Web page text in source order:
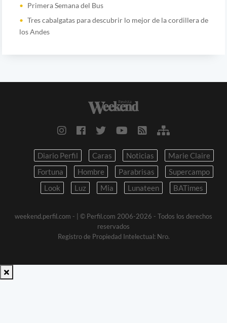
Primera Semana del Bus
Tres cabalgatas para descubrir lo mejor de la cordillera de
los Andes
Diario Perfil Caras Noticias
Marie Claire
Fortuna
Hombre Parabrisas
Supercampo
Look
Luz Mia Lunateen BATimes
weekend.perfil.com -
| © Perfil.com 2006-2026 - Todos los derechos
reservados
Registro de Propiedad Intelectual: Nro.